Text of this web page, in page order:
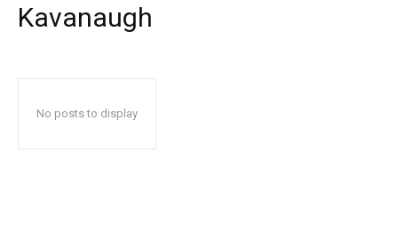
Kavanaugh
No posts to display